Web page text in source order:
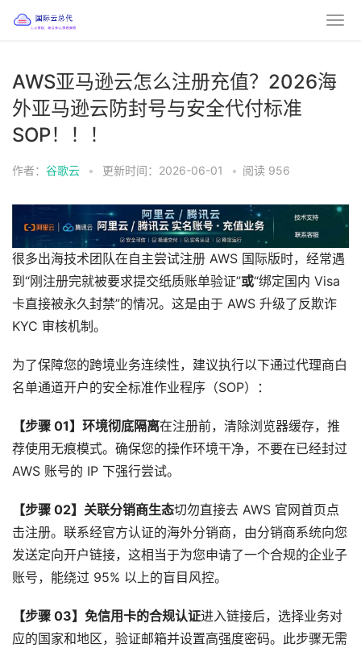
AWS亚马逊云怎么注册充值？2026海
外亚马逊云防封号与安全代付标准
SOP！！！
作者： 谷歌云 • 更新时间：2026-06-01 • 阅读 956
很多出海技术团队在自主尝试注册 AWS 国际版时，经常遇
到“刚注册完就被要求提交纸质账单验证”或“绑定国内 Visa
卡直接被永久封禁”的情况。这是由于 AWS 升级了反欺诈
KYC 审核机制。
为了保障您的跨境业务连续性，建议执行以下通过代理商白
名单通道开户的安全标准作业程序（SOP）：
【步骤 01】环境彻底隔离在注册前，清除浏览器缓存，推
荐使用无痕模式。确保您的操作环境干净，不要在已经封过
AWS 账号的 IP 下强行尝试。
【步骤 02】关联分销商生态切勿直接去 AWS 官网首页点
击注册。联系经官方认证的海外分销商，由分销商系统向您
发送定向开户链接，这相当于为您申请了一个合规的企业子
账号，能绕过 95% 以上的盲目风控。
【步骤 03】免信用卡的合规认证进入链接后，选择业务对
应的国家和地区，验证邮箱并设置高强度密码。此步骤无需